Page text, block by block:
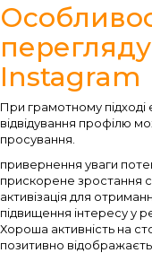
Instagram
При грамотному підході
відвідування профілю
просування.
привернення уваги
прискорене зростання
активізація для
підвищення інтересу у
Хороша активність на
позитивно